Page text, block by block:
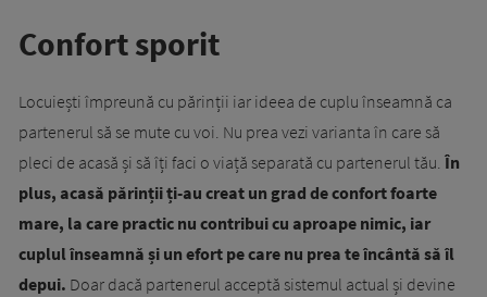
Confort sporit
Locuiești împreună cu părinții iar ideea de cuplu înseamnă ca
partenerul să se mute cu voi. Nu prea vezi varianta în care să
pleci de acasă și să îți faci o viață separată cu partenerul tău. În
plus, acasă părinții ți-au creat un grad de confort foarte
mare, la care practic nu contribui cu aproape nimic, iar
cuplul înseamnă și un efort pe care nu prea te încântă să îl
depui. Doar dacă partenerul acceptă sistemul actual și devine